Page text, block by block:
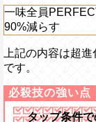
一味全員
90%減らす
上記の内容は超
です。
タップ条件